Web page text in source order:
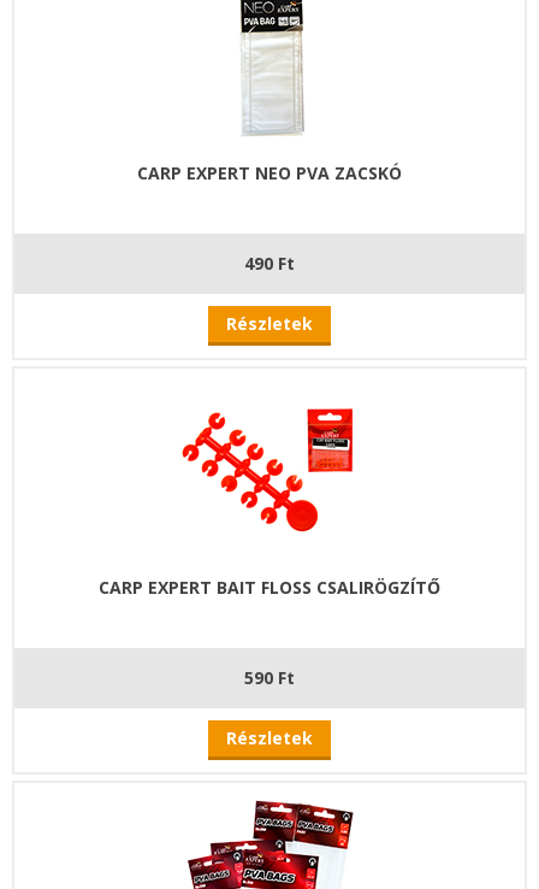
CARP EXPERT NEO PVA ZACSKÓ
490 Ft
Részletek
CARP EXPERT BAIT FLOSS CSALIRÖGZÍTŐ
590 Ft
Részletek